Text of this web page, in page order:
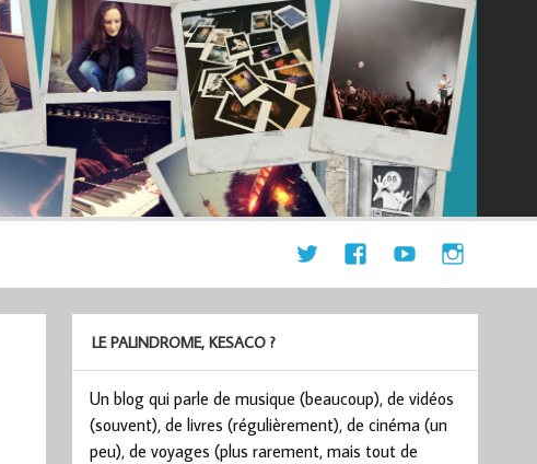
LE PALINDROME, KESACO ?
Un blog qui parle de musique (beaucoup), de vidéos
(souvent), de livres (régulièrement), de cinéma (un
peu), de voyages (plus rarement, mais tout de